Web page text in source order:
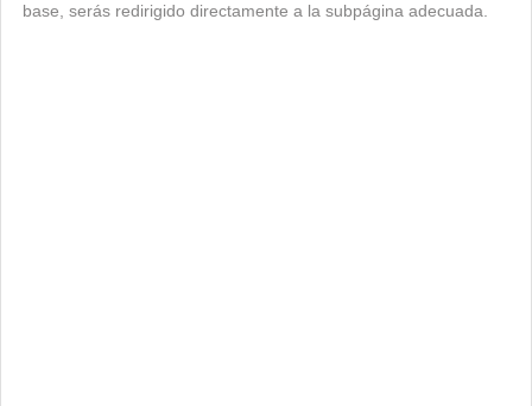
base, serás redirigido directamente a la subpágina adecuada.